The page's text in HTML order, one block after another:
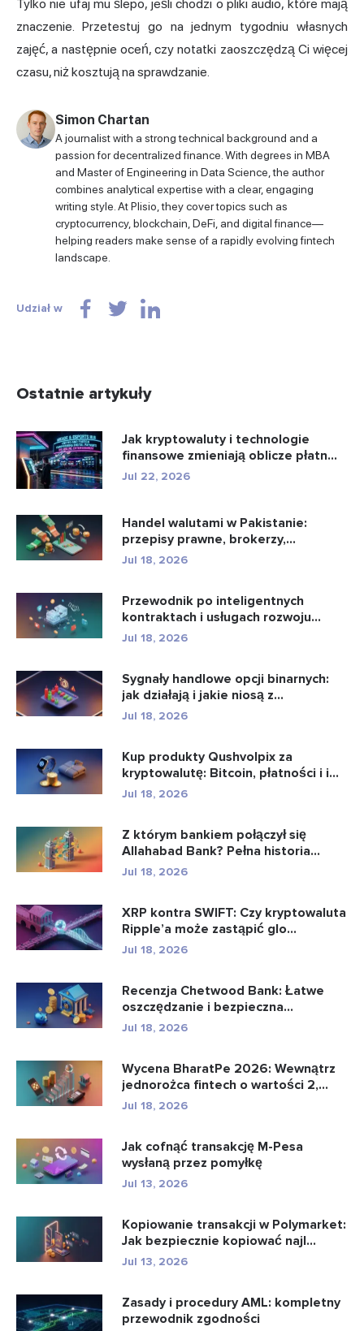
Tylko nie ufaj mu ślepo, jeśli chodzi o pliki audio, które mają
znaczenie. Przetestuj go na jednym tygodniu własnych
zajęć, a następnie oceń, czy notatki zaoszczędzą Ci więcej
czasu, niż kosztują na sprawdzanie.
Simon Chartan
A journalist with a strong technical background and a
passion for decentralized finance. With degrees in MBA
and Master of Engineering in Data Science, the author
combines analytical expertise with a clear, engaging
writing style. At Plisio, they cover topics such as
cryptocurrency, blockchain, DeFi, and digital finance—
helping readers make sense of a rapidly evolving fintech
landscape.
Udział w
Ostatnie artykuły
Jak kryptowaluty i technologie
finansowe zmieniają oblicze płatn...
Jul 22, 2026
Handel walutami w Pakistanie:
przepisy prawne, brokerzy,
aplikacje...
Jul 18, 2026
Przewodnik po inteligentnych
kontraktach i usługach rozwoju
intel...
Jul 18, 2026
Sygnały handlowe opcji binarnych:
jak działają i jakie niosą z...
Jul 18, 2026
Kup produkty Qushvolpix za
kryptowalutę: Bitcoin, płatności i i...
Jul 18, 2026
Z którym bankiem połączył się
Allahabad Bank? Pełna historia...
Jul 18, 2026
XRP kontra SWIFT: Czy kryptowaluta
Ripple’a może zastąpić glo...
Jul 18, 2026
Recenzja Chetwood Bank: Łatwe
oszczędzanie i bezpieczna
bankowo�...
Jul 18, 2026
Wycena BharatPe 2026: Wewnątrz
jednorożca fintech o wartości 2,...
Jul 18, 2026
Jak cofnąć transakcję M-Pesa
wysłaną przez pomyłkę
Jul 13, 2026
Kopiowanie transakcji w Polymarket:
Jak bezpiecznie kopiować najl...
Jul 13, 2026
Zasady i procedury AML: kompletny
przewodnik zgodności